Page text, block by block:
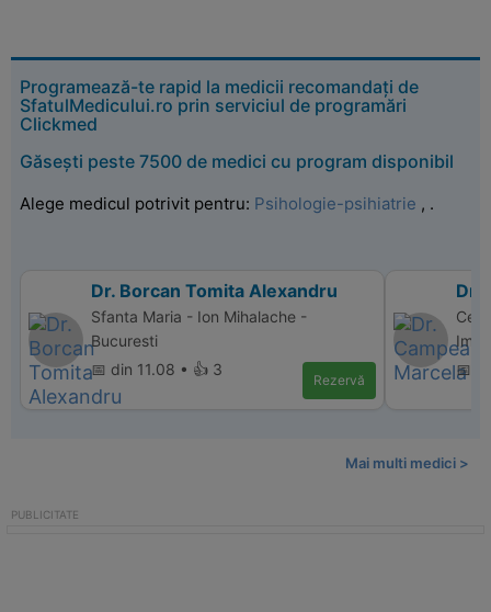
Programează-te rapid la medicii recomandați de
SfatulMedicului.ro prin serviciul de programări
Clickmed
Găsești peste 7500 de medici cu program disponibil
Alege medicul potrivit pentru: Psihologie-psihiatrie , .
Dr. Borcan Tomita Alexandru
Sfanta Maria - Ion Mihalache -
Bucuresti
📅 din 11.08 • 👍 3
Rezervă
Dr.
📅
Mai multi medici >